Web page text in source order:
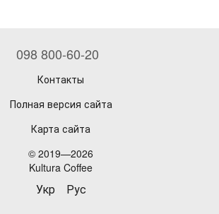
098 800-60-20
Контакты
Полная версия сайта
Карта сайта
© 2019—2026
Kultura Coffee
Укр Рус